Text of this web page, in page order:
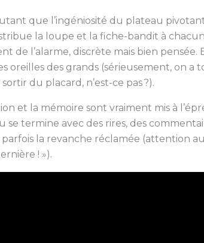
que l’ingéniosité du plateau
la loupe et la fiche-bandit à
de l’alarme, discrète mais bien pensée.
oreilles des grands (sérieusement, on a
du placard, n’est-ce pas ?).
et la mémoire sont vraiment mis à
se termine avec des rires, des
parfois la revanche réclamée (attention
! »).